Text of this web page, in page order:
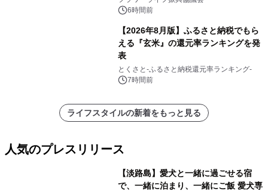
6時間前
【2026年8月版】ふるさと納税でもら
える『玄米』の還元率ランキングを発
表
とくさと-ふるさと納税還元率ランキング-
7時間前
ライフスタイルの新着をもっと見る
人気のプレスリリース
【淡路島】愛犬と一緒に過ごせる宿
で、一緒に泊まり、一緒にご飯 愛犬専